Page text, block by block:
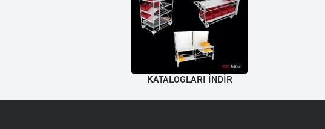
KATALOGLARI INDIR